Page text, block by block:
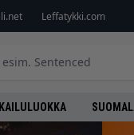
Leffatykki.com